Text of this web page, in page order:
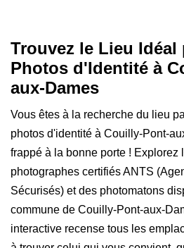
Trouvez le Lieu Idéal
Photos d'Identité à
aux-Dames
Vous êtes à la recherche du lieu
photos d'identité à Couilly-Pont-
frappé à la bonne porte ! Explorez
photographes certifiés ANTS
Sécurisés) et des photomatons
commune de Couilly-Pont-aux-
interactive recense tous les